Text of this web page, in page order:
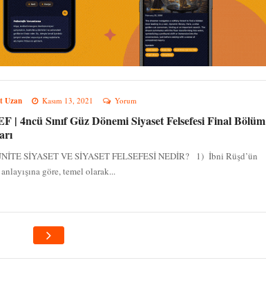
Uzan Kasım 13, 2021 Yorum
| 4ncü Sınıf Güz Dönemi Siyaset Felsefesi Final Bölüm
SİYASET VE SİYASET FELSEFESİ NEDİR? 1) İbni Rüşd’ün
göre, temel olarak...